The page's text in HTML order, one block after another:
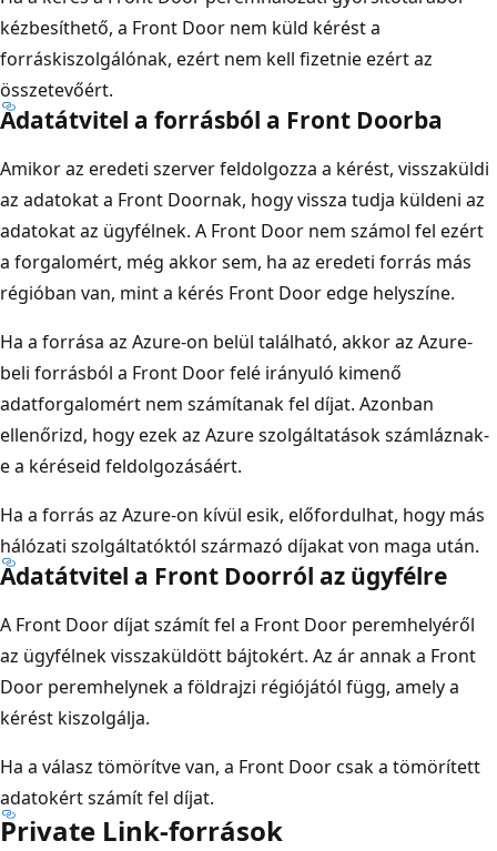
kézbesíthető, a Front Door nem küld kérést a
forráskiszolgálónak, ezért nem kell fizetnie ezért az
összetevőért.
Adatátvitel a forrásból a Front Doorba
Amikor az eredeti szerver feldolgozza a kérést, visszaküldi
az adatokat a Front Doornak, hogy vissza tudja küldeni az
adatokat az ügyfélnek. A Front Door nem számol fel ezért
a forgalomért, még akkor sem, ha az eredeti forrás más
régióban van, mint a kérés Front Door edge helyszíne.
Ha a forrása az Azure-on belül található, akkor az Azure-
beli forrásból a Front Door felé irányuló kimenő
adatforgalomért nem számítanak fel díjat. Azonban
ellenőrizd, hogy ezek az Azure szolgáltatások számláznak-
e a kéréseid feldolgozásáért.
Ha a forrás az Azure-on kívül esik, előfordulhat, hogy más
hálózati szolgáltatóktól származó díjakat von maga után.
Adatátvitel a Front Doorról az ügyfélre
A Front Door díjat számít fel a Front Door peremhelyéről
az ügyfélnek visszaküldött bájtokért. Az ár annak a Front
Door peremhelynek a földrajzi régiójától függ, amely a
kérést kiszolgálja.
Ha a válasz tömörítve van, a Front Door csak a tömörített
adatokért számít fel díjat.
Private Link-források